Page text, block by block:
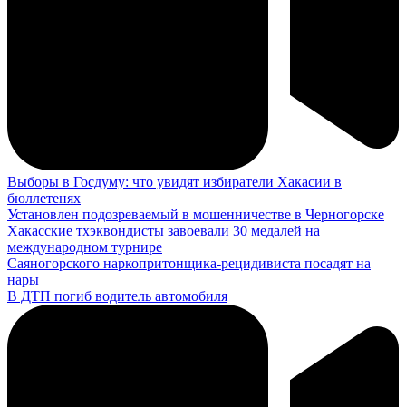
Выборы в Госдуму: что увидят избиратели Хакасии в
бюллетенях
Установлен подозреваемый в мошенничестве в Черногорске
Хакасские тхэквондисты завоевали 30 медалей на
международном турнире
Саяногорского наркопритонщика-рецидивиста посадят на
нары
В ДТП погиб водитель автомобиля